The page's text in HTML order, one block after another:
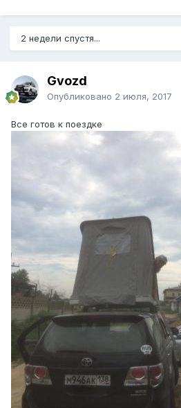
2 недели спустя...
Gvozd
Опубликовано 2 июля, 2017
Все готов к поездке